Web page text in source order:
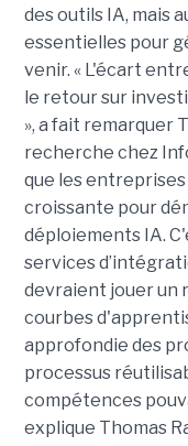
des outils IA, mais
essentielles pour
venir. « L'écart
le retour sur
», a fait remarquer
recherche chez
que les
croissante pour
déploiements IA.
services
devraient jouer un
courbes
approfondie des
processus
compétences
explique Thomas